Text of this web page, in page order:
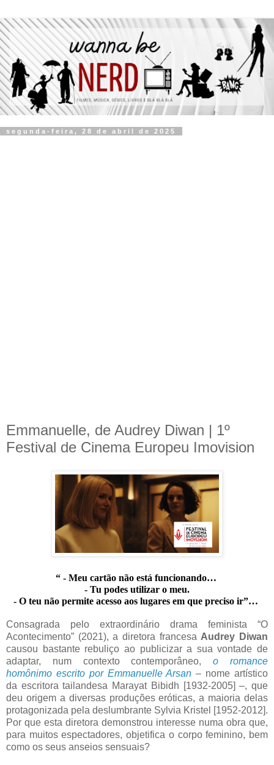
segunda-feira, 28 de abril de 2025
Emmanuelle, de Audrey Diwan | 1º
Festival de Cinema Europeu Imovision
“ - Meu cartão não está funcionando…
- Tu podes utilizar o meu.
- O teu não permite acesso aos lugares em que preciso ir”…
Consagrada pelo extraordinário drama feminista “O
Acontecimento” (2021), a diretora francesa Audrey Diwan
causou bastante rebuliço ao publicizar a sua vontade de
adaptar, num contexto contemporâneo,o romance
homônimo escrito por Emmanuelle Arsan – nome artístico
da escritora tailandesa Marayat Bibidh [1932-2005] –, que
deu origem a diversas produções eróticas, a maioria delas
protagonizada pela deslumbrante Sylvia Kristel [1952-2012].
Por que esta diretora demonstrou interesse numa obra que,
para muitos espectadores, objetifica o corpo feminino, bem
como os seus anseios sensuais?